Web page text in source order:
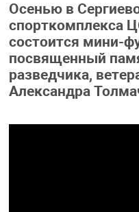
Осенью в
спорткомплекса
состоится мини-
посвященный
разведчика,
Александра